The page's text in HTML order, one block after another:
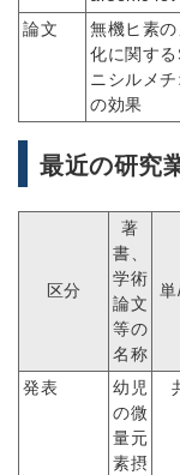
論文
無機ヒ素
化に関す
ニシルメ
の効果
最近の研究
区分
著
書、
学術
論文
等の
名称
発表
幼児
の微
量元
素摂